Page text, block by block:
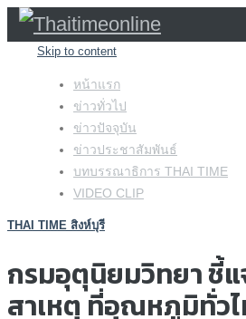
Skip to content
หน้าแรก
ข่าวทั่วไป
ข่าวปัจจุบัน
ข่าวประชาสัมพันธ์
บทบรรณาธิการ THAI TIME
VIDEO CLIP
THAI TIME สิงห์บุรี
กรมอุตุนิยมวิทยา ชี้แ
สาเหตุ ที่อุณหภูมิทั่ว